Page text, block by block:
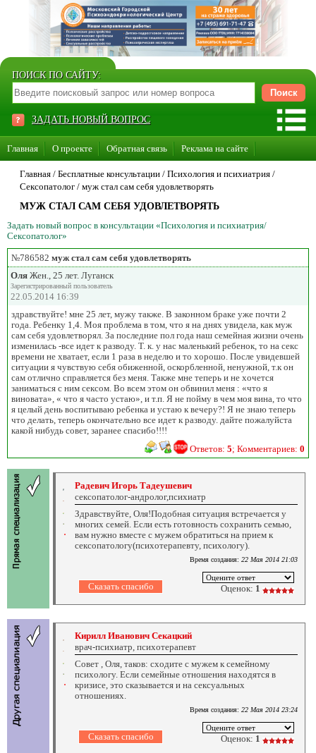
ПОИСК ПО САЙТУ:
ЗАДАТЬ НОВЫЙ ВОПРОС
Главная О проекте Обратная связь Реклама на сайте
Стать консультантом нашего сайта
Главная / Бесплатные консультации / Психология и психиатрия /
Сексопатолог / муж стал сам себя удовлетворять
МУЖ СТАЛ САМ СЕБЯ УДОВЛЕТВОРЯТЬ
Задать новый вопрос в консультации «Психология и психиатрия/
Сексопатолог»
№786582 муж стал сам себя удовлетворять
Оля Жен., 25 лет. Луганск
Зарегистрированный пользователь
22.05.2014 16:39
здравствуйте! мне 25 лет, мужу также. В законном браке уже почти 2
года. Ребенку 1,4. Моя проблема в том, что я на днях увидела, как муж
сам себя удовлетворял. За последние пол года наш семейная жизни очень
изменилась -все идет к разводу. Т. к. у нас маленький ребенок, то на секс
времени не хватает, если 1 раза в неделю и то хорошо. После увидевшей
ситуации я чувствую себя обиженной, оскорбленной, ненужной, т.к он
сам отлично справляется без меня. Также мне теперь и не хочется
заниматься с ним сексом. Во всем этом он обвинил меня : «что я
виновата», « что я часто устаю», и т.п. Я не пойму в чем моя вина, то что
я целый день воспитываю ребенка и устаю к вечеру?! Я не знаю теперь
что делать, теперь окончательно все идет к разводу. дайте пожалуйста
какой нибудь совет, заранее спасибо!!!!
Ответов: 5; Комментариев: 0
Радевич Игорь Тадеушевич
сексопатолог-андролог,психиатр
Здравствуйте, Оля!Подобная ситуация встречается у
многих семей. Если есть готовность сохранить семью,
вам нужно вместе с мужем обратиться на прием к
сексопатологу(психотерапевту, психологу).
Время создания: 22 Мая 2014 21:03
Оценок: 1
Кирилл Иванович Секацкий
врач-психиатр, психотерапевт
Совет , Оля, таков: сходите с мужем к семейному
психологу. Если семейные отношения находятся в
кризисе, это сказывается и на сексуальных
отношениях.
Время создания: 22 Мая 2014 23:24
Оценок: 1